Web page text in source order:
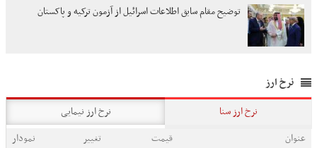
توضیح مقام سابق اطلاعات اسرائیل از آزمون ترکیه و پاکستان
نرخ ارز
نرخ ارز سنا
نرخ ارز نیمایی
عنوان
قیمت تغییر
نمودار